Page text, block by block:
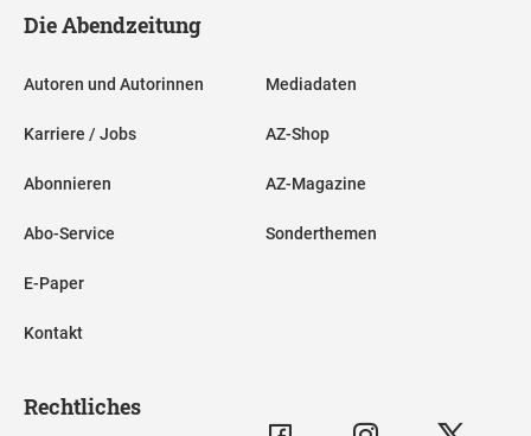
Die Abendzeitung
Autoren und Autorinnen
Karriere / Jobs
Abonnieren
Abo-Service
E-Paper
Kontakt
Mediadaten
AZ-Shop
AZ-Magazine
Sonderthemen
Rechtliches